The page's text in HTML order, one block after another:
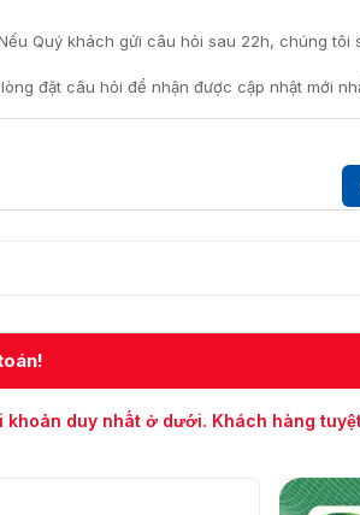
chính hãng ở đâu?
2CD7186G0/S-IZS uy tín, nhập khẩu
phẩm, hãy liên hệ với chúng tôi qua
ưu đãi chi tiết nhất. Kỹ thuật viên của
Quý khách gửi câu hỏi sau 22h, chúng tôi
đặt câu hỏi để nhận được cập nhật mới
duy nhất ở dưới. Khách hàng